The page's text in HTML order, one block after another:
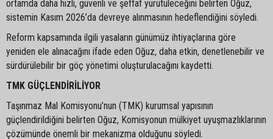
ortamda daha hızlı, güvenli ve şeffaf yürütüleceğini belirten Oğuz,
sistemin Kasım 2026’da devreye alınmasının hedeflendiğini söyledi.
Reform kapsamında ilgili yasaların günümüz ihtiyaçlarına göre
yeniden ele alınacağını ifade eden Oğuz, daha etkin, denetlenebilir ve
sürdürülebilir bir göç yönetimi oluşturulacağını kaydetti.
TMK GÜÇLENDİRİLİYOR
Taşınmaz Mal Komisyonu’nun (TMK) kurumsal yapısının
güçlendirildiğini belirten Oğuz, Komisyonun mülkiyet uyuşmazlıklarının
çözümünde önemli bir mekanizma olduğunu söyledi.